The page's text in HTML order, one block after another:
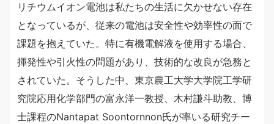
リチウムイオン電池は私たちの生活に欠かせない存在
となっているが、従来の電池は安全性や効率性の面で
課題を抱えていた。特に有機電解液を使用する場合、
揮発性や引火性の問題があり、技術的な改良が急務と
されていた。そうした中、東京農工大学大学院工学研
究院応用化学部門の富永洋一教授、木村謙斗助教、博
士課程のNantapat Soontornnon氏が率いる研究チー